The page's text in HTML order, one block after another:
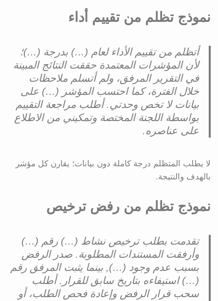
نموذج تظلم من تقييم أداء
أتظلم من تقييم الأداء لعام (…) بدرجة (…)؛
لأن المؤشرات المعتمدة حققت النتائج المبينة
في التقرير المرفق، ولم أتسلم ملاحظات
خلال الفترة، كما احتسب المؤشر (…) على
بيانات لا تخص وحدتي. أطلب مراجعة التقييم
بواسطة اللجنة المختصة وتمكيني من الاطلاع
على عناصره.
لا يطلب المتظلم درجة كاملة دون بيانات؛ يقارن كل مؤشر
بالهدف والنتيجة.
نموذج تظلم من رفض ترخيص
تقدمت بطلب ترخيص نشاط (…) رقم (…)
وأرفقت المستندات المطلوبة. صدر الرفض
بسبب عدم وجود (…), بينما يثبت المرفق رقم
(…) استيفاءه بتاريخ سابق للقرار. أطلب
سحب قرار الرفض وإعادة فحص الطلب، أو